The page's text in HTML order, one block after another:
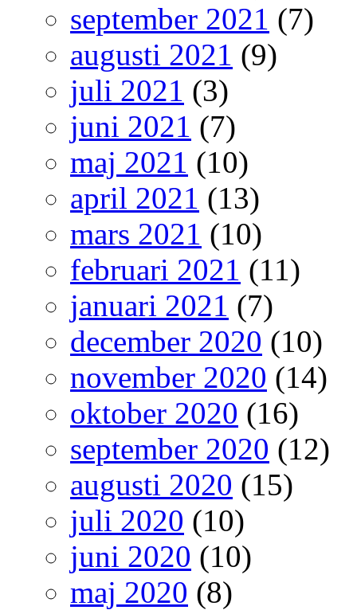
september 2021 (7)
augusti 2021 (9)
juli 2021 (3)
juni 2021 (7)
maj 2021 (10)
april 2021 (13)
mars 2021 (10)
februari 2021 (11)
januari 2021 (7)
december 2020 (10)
november 2020 (14)
oktober 2020 (16)
september 2020 (12)
augusti 2020 (15)
juli 2020 (10)
juni 2020 (10)
maj 2020 (8)